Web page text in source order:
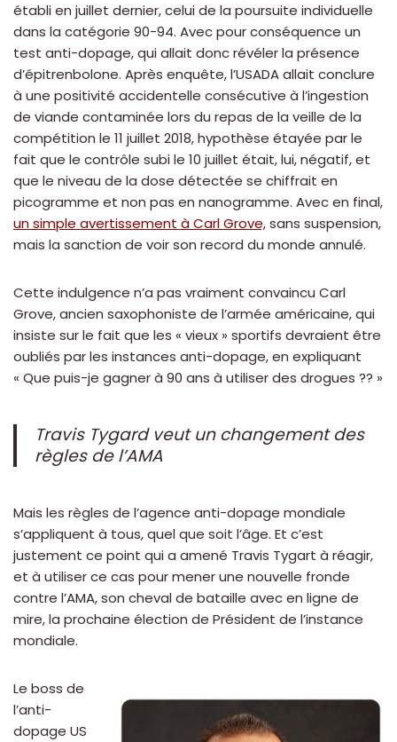
établi en juillet dernier, celui de la poursuite individuelle
dans la catégorie 90-94. Avec pour conséquence un
test anti-dopage, qui allait donc révéler la présence
d’épitrenbolone. Après enquête, l’USADA allait conclure
à une positivité accidentelle consécutive à l’ingestion
de viande contaminée lors du repas de la veille de la
compétition le 11 juillet 2018, hypothèse étayée par le
fait que le contrôle subi le 10 juillet était, lui, négatif, et
que le niveau de la dose détectée se chiffrait en
picogramme et non pas en nanogramme. Avec en final,
un simple avertissement à Carl Grove,sans suspension,
mais la sanction de voir son record du monde annulé.
Cette indulgence n’a pas vraiment convaincu Carl
Grove, ancien saxophoniste de l’armée américaine, qui
insiste sur le fait que les « vieux » sportifs devraient être
oubliés par les instances anti-dopage, en expliquant
« Que puis-je gagner à 90 ans à utiliser des drogues ?? »
Travis Tygard veut un changement des
règles de l’AMA
Mais les règles de l’agence anti-dopage mondiale
s’appliquent à tous, quel que soit l’âge. Et c’est
justement ce point qui a amené Travis Tygart à réagir,
et à utiliser ce cas pour mener une nouvelle fronde
contre l’AMA, son cheval de bataille avec en ligne de
mire, la prochaine élection de Président de l’instance
mondiale.
Le boss de
l’anti-
dopage US